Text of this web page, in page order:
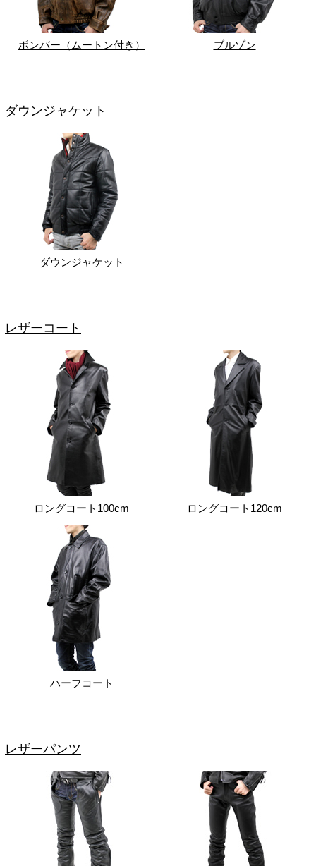
ボンバー（ムートン付き） ブルゾン
ダウンジャケット
ダウンジャケット
レザーコート
ロングコート100cm ロングコート120cm
ハーフコート
レザーパンツ